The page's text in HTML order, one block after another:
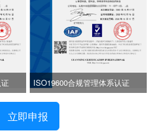
ISO19600合规管理体系认证
立即申报